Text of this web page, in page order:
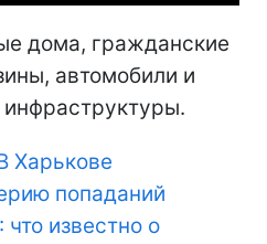
дома, гражданские
автомобили и
Харькове
попаданий
известно о